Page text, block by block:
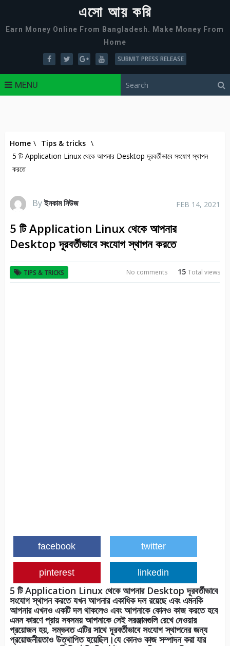
এসো আয় করি
Earn Money Online From Bangladesh. Make Money From
Home
SUBMIT PRESS RELEASE
MENU
Home \ Tips & tricks \
5 টি Application Linux থেকে আপনার Desktop দূরবর্তীভাবে সংযোগ স্থাপন
করতে
Byইনকাম নিউজ FEB 14, 2021
5 টি Application Linux থেকে আপনার
Desktop দূরবর্তীভাবে সংযোগ স্থাপন করতে
TIPS & TRICKS 15Total views
No comments
facebook twitter
pinterest linkedin
5 টি Application Linux থেকে আপনার Desktop দূরবর্তীভাবে
সংযোগ স্থাপন করতে যখন আপনার একাধিক দল রয়েছে এবং এমনকি
আপনার এখনও একটি দল থাকলেও এবং আপনাকে কোনও কাজ করতে হবে
এমন কারণে প্রায় সবসময় আপনাকে সেই সরঞ্জামগুলি রেখে দেওয়ার
প্রয়োজন হয়, সম্ভবত এটির সাথে দূরবর্তীভাবে সংযোগ স্থাপনের জন্য
প্রয়োজনীয়তাও উত্থাপিত হয়েছিল।যে কোনও কাজ সম্পাদন করা যার